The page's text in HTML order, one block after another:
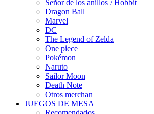
Señor de los anillos / Hobbit
Dragon Ball
Marvel
DC
The Legend of Zelda
One piece
Pokémon
Naruto
Sailor Moon
Death Note
Otros merchan
JUEGOS DE MESA